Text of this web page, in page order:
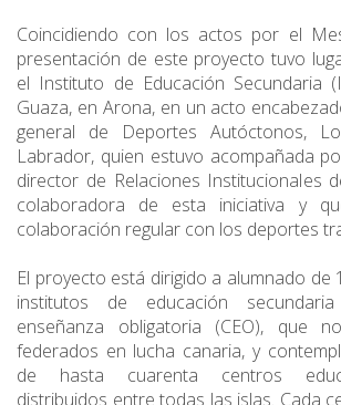
Coincidiendo con los actos por el
presentación de este proyecto tuvo
el Instituto de Educación Secundaria
Guaza, en Arona, en un acto
general de Deportes Autóctonos,
Labrador, quien estuvo acompañada
director de Relaciones Institucionales
colaboradora de esta iniciativa y
colaboración regular con los deportes
El proyecto está dirigido a alumnado de
institutos de educación
enseñanza obligatoria (CEO), que
federados en lucha canaria, y
de hasta cuarenta centros
distribuidos entre todas las islas. Cada